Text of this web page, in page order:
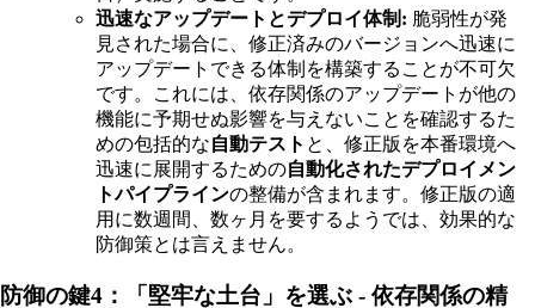
迅速なアップデートとデプロイ体制: 脆弱性が発
見された場合に、修正済みのバージョンへ迅速に
アップデートできる体制を構築することが不可欠
です。これには、依存関係のアップデートが他の
機能に予期せぬ影響を与えないことを確認するた
めの包括的な自動テスト と、修正版を本番環境へ
迅速に展開するための自動化されたデプロイメン
トパイプラインの整備が含まれます。修正版の適
用に数週間、数ヶ月を要するようでは、効果的な
防御策とは言えません。
防御の鍵4：「堅牢な土台」を選ぶ - 依存関係の精